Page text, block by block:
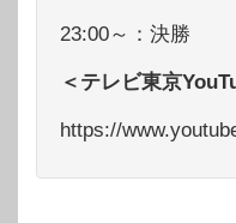
23:00～：決勝
＜テレビ東京
https://